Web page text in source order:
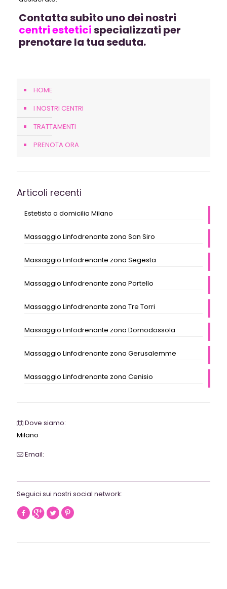
Contatta subito uno dei nostri
centri esteticispecializzati per
prenotare la tua seduta.
HOME
I NOSTRI CENTRI
TRATTAMENTI
PRENOTA ORA
Articoli recenti
Estetista a domicilio Milano
Massaggio Linfodrenante zona San Siro
Massaggio Linfodrenante zona Segesta
Massaggio Linfodrenante zona Portello
Massaggio Linfodrenante zona Tre Torri
Massaggio Linfodrenante zona Domodossola
Massaggio Linfodrenante zona Gerusalemme
Massaggio Linfodrenante zona Cenisio
Dove siamo:
Milano
Email:
Seguici sui nostri social network: